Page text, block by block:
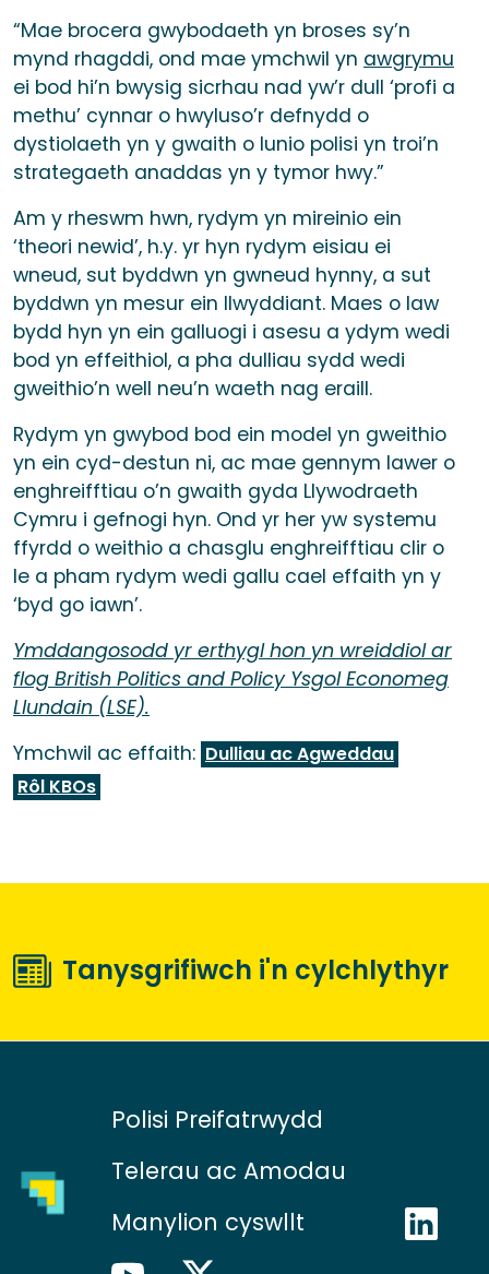
“Mae brocera gwybodaeth yn broses sy’n
mynd rhagddi, ond mae ymchwil yn awgrymu
ei bod hi’n bwysig sicrhau nad yw’r dull ‘profi a
methu’ cynnar o hwyluso’r defnydd o
dystiolaeth yn y gwaith o lunio polisi yn troi’n
strategaeth anaddas yn y tymor hwy.”
Am y rheswm hwn, rydym yn mireinio ein
‘theori newid’, h.y. yr hyn rydym eisiau ei
wneud, sut byddwn yn gwneud hynny, a sut
byddwn yn mesur ein llwyddiant. Maes o law
bydd hyn yn ein galluogi i asesu a ydym wedi
bod yn effeithiol, a pha dulliau sydd wedi
gweithio’n well neu’n waeth nag eraill.
Rydym yn gwybod bod ein model yn gweithio
yn ein cyd-destun ni, ac mae gennym lawer o
enghreifftiau o’n gwaith gyda Llywodraeth
Cymru i gefnogi hyn. Ond yr her yw systemu
ffyrdd o weithio a chasglu enghreifftiau clir o
le a pham rydym wedi gallu cael effaith yn y
‘byd go iawn’.
Ymddangosodd yr erthygl hon yn wreiddiol ar
flog British Politics and Policy Ysgol Economeg
Llundain (LSE).
Ymchwil ac effaith: Dulliau ac Agweddau
Rôl KBOs
Tanysgrifiwch i'n cylchlythyr
Polisi Preifatrwydd
Telerau ac Amodau
Manylion cyswllt